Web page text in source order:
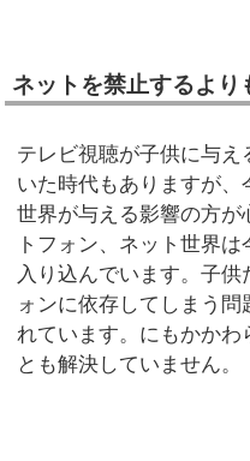
ネットを禁止するより
テレビ視聴が子供に与
いた時代もありますが、
世界が与える影響の方
トフォン、ネット世界
入り込んでいます。子
ォンに依存してしまう
れています。にもかかわ
とも解決していません。